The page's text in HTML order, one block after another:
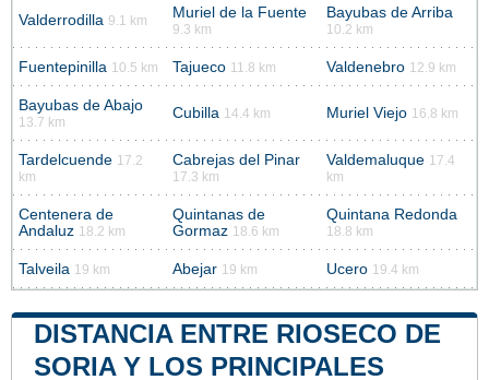
Valderrodilla 9.1 km Muriel de la Fuente
9.3 km
Bayubas de Arriba
10.2 km
Fuentepinilla 10.5 km Tajueco 11.8 km Valdenebro 12.9 km
Bayubas de Abajo
13.7 km
Cubilla 14.4 km Muriel Viejo 16.8 km
Tardelcuende 17.2
km
Cabrejas del Pinar
17.3 km
Valdemaluque 17.4
km
Centenera de
Andaluz 18.2 km
Quintanas de
Gormaz 18.6 km
Quintana Redonda
18.8 km
Talveila 19 km Abejar 19 km Ucero 19.4 km
DISTANCIA ENTRE RIOSECO DE
SORIA Y LOS PRINCIPALES